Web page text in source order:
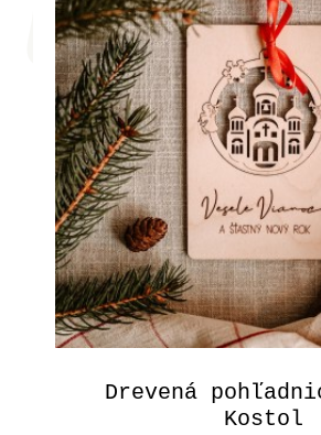
Drevená
Kostol